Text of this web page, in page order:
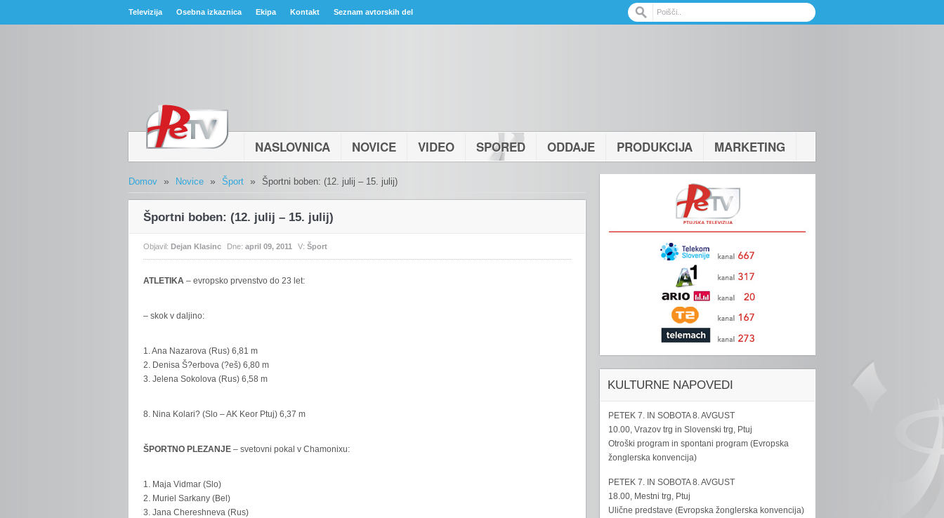
Televizija Osebna izkaznica Ekipa Kontakt Seznam avtorskih del
NASLOVNICA NOVICE VIDEO SPORED ODDAJE PRODUKCIJA MARKETING
Domov » Novice » Šport » Športni boben: (12. julij – 15. julij)
Športni boben: (12. julij – 15. julij)
Objavil: Dejan Klasinc Dne: april 09, 2011 V: Šport
ATLETIKA – evropsko prvenstvo do 23 let:
– skok v daljino:
1. Ana Nazarova (Rus) 6,81 m
2. Denisa Š?erbova (?eš) 6,80 m
3. Jelena Sokolova (Rus) 6,58 m
8. Nina Kolari? (Slo – AK Keor Ptuj) 6,37 m
ŠPORTNO PLEZANJE – svetovni pokal v Chamonixu:
1. Maja Vidmar (Slo)
2. Muriel Sarkany (Bel)
3. Jana Chereshneva (Rus)
KULTURNE NAPOVEDI
PETEK 7. IN SOBOTA 8. AVGUST
10.00, Vrazov trg in Slovenski trg, Ptuj
Otroški program in spontani program (Evropska
žonglerska konvencija)
PETEK 7. IN SOBOTA 8. AVGUST
18.00, Mestni trg, Ptuj
Ulične predstave (Evropska žonglerska konvencija)